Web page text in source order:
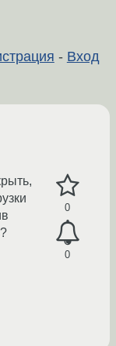
- Вход
0
0